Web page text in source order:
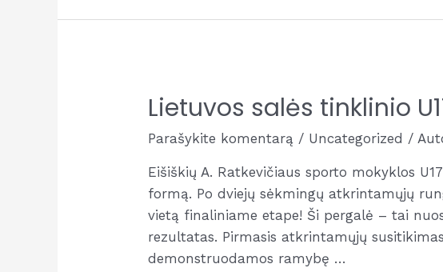
čempionato
Lietuvos salės tinklinio
Parašykite komentarą / Uncategorized /
Eišiškių A. Ratkevičiaus sporto mokyklos
formą. Po dviejų sėkmingų atkrintamųjų
vietą finaliniame etape! Ši pergalė – tai
rezultatas. Pirmasis atkrintamųjų
demonstruodamos ramybę …